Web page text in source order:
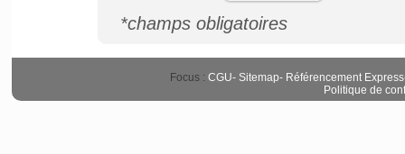
*champs obligatoires
Focus : CGU- Sitemap- Référencement Express
Politique de